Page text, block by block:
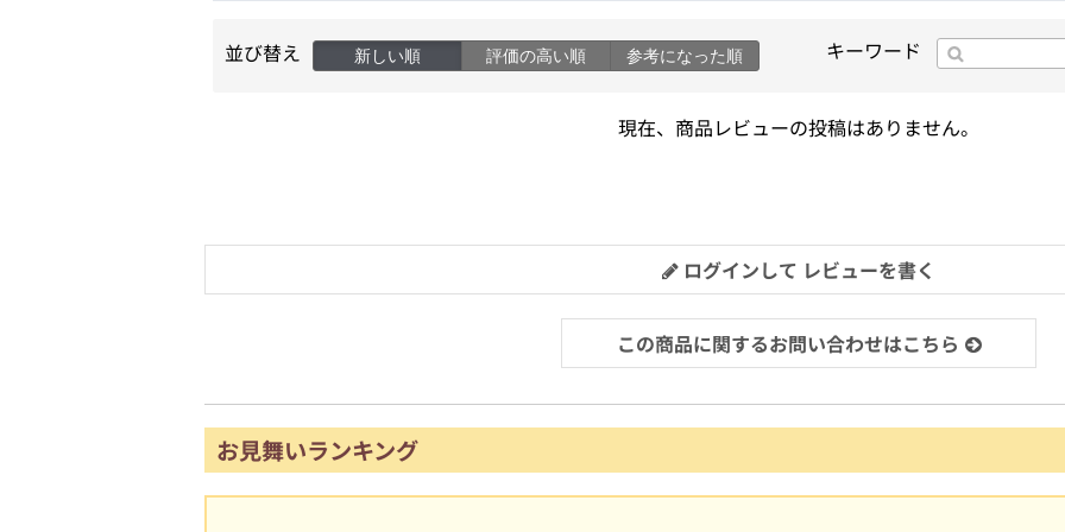
並び替え 新しい順 評価の高い順 参考になった順 キーワード
現在、商品レビューの投稿はありません。
ログインして レビューを書く
この商品に関するお問い合わせはこちら
お見舞いランキング